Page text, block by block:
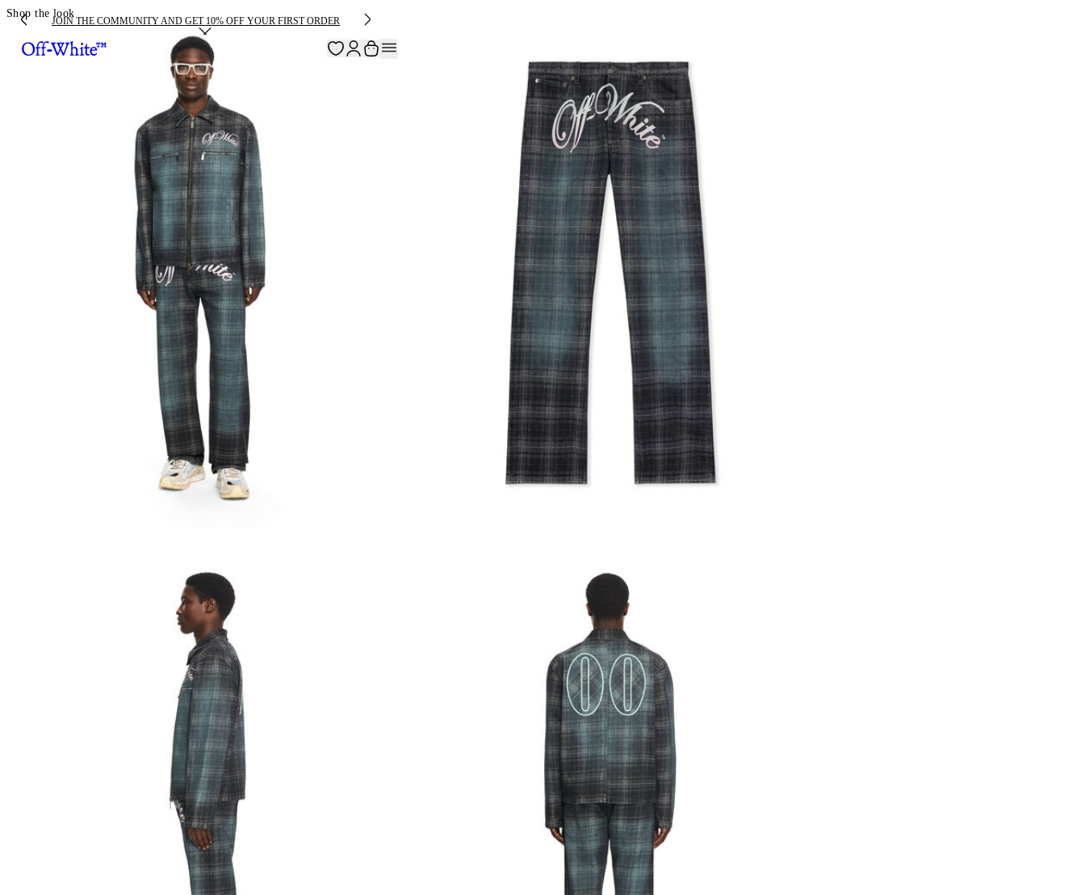
JOIN THE COMMUNITY AND GET 10% OFF YOUR FIRST ORDER
Shop the look